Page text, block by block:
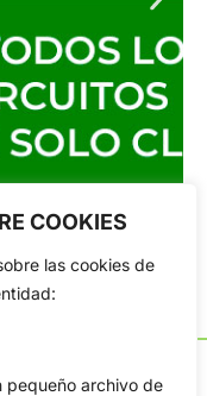
COOKIES
las cookies de
pequeño archivo de